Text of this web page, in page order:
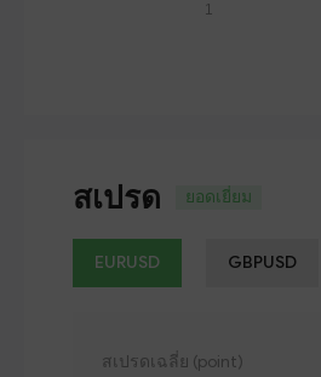
สเปรด ยอดเยี่ยม
EURUSD GBPUSD
สเปรดเฉลี่ย (point)